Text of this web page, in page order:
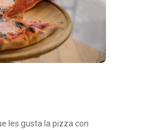
les gusta la pizza con